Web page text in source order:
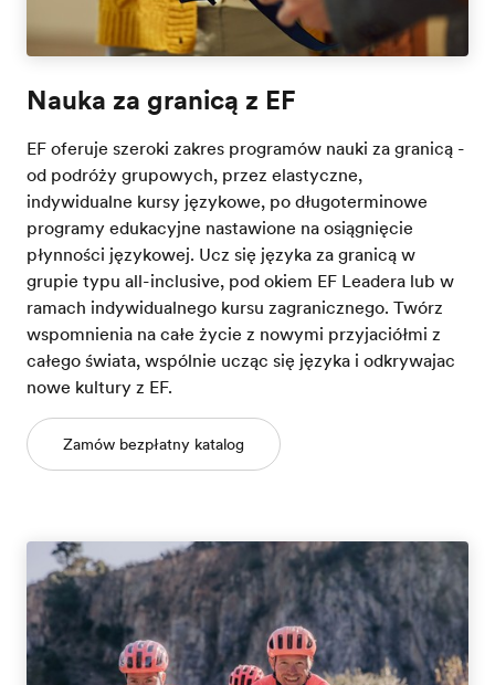
Nauka za granicą z EF
EF oferuje szeroki zakres programów nauki za granicą -
od podróży grupowych, przez elastyczne,
indywidualne kursy językowe, po długoterminowe
programy edukacyjne nastawione na osiągnięcie
płynności językowej. Ucz się języka za granicą w
grupie typu all-inclusive, pod okiem EF Leadera lub w
ramach indywidualnego kursu zagranicznego. Twórz
wspomnienia na całe życie z nowymi przyjaciółmi z
całego świata, wspólnie ucząc się języka i odkrywajac
nowe kultury z EF.
Zamów bezpłatny katalog